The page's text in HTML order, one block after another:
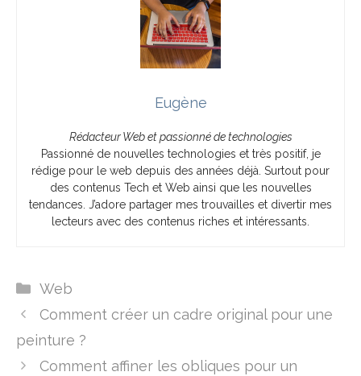
Eugène
Rédacteur Web et passionné de technologies
Passionné de nouvelles technologies et très positif, je
rédige pour le web depuis des années déjà. Surtout pour
des contenus Tech et Web ainsi que les nouvelles
tendances. J’adore partager mes trouvailles et divertir mes
lecteurs avec des contenus riches et intéressants.
Catégories
Web
Comment créer un cadre original pour une
peinture ?
Comment affiner les obliques pour un